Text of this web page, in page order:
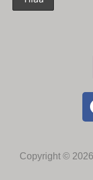
Copyright ©